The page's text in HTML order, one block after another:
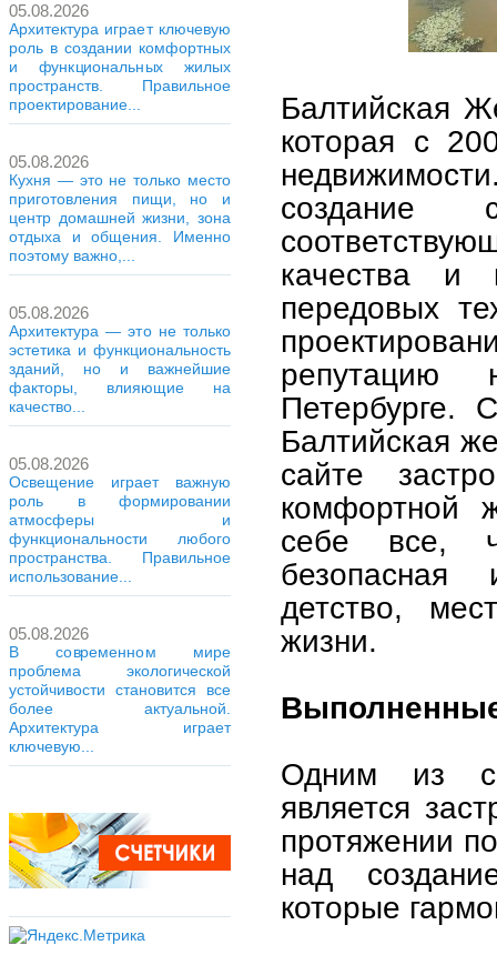
05.08.2026
Архитектура играет ключевую
роль в создании комфортных
и функциональных жилых
пространств. Правильное
проектирование...
05.08.2026
Кухня — это не только место
приготовления пищи, но и
центр домашней жизни, зона
отдыха и общения. Именно
поэтому важно,...
05.08.2026
Архитектура — это не только
эстетика и функциональность
зданий, но и важнейшие
факторы, влияющие на
качество...
05.08.2026
Освещение играет важную
роль в формировании
атмосферы и
функциональности любого
пространства. Правильное
использование...
05.08.2026
В современном мире
проблема экологической
устойчивости становится все
более актуальной.
Архитектура играет
ключевую...
Балтийская
которая с
создание
качества и
передовых
репутацию
Петербурге.
Балтийская
сайте
комфортной
себе все,
детство,
жизни.
Одним из
является
протяжении
над
которые